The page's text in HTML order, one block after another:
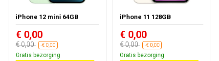
iPhone 12 mini 64GB
€ 0,00
€ 0,00 -€ 0,00
Gratis bezorging
iPhone 11 128GB
€ 0,00
€ 0,00 -€ 0,00
Gratis bezorging